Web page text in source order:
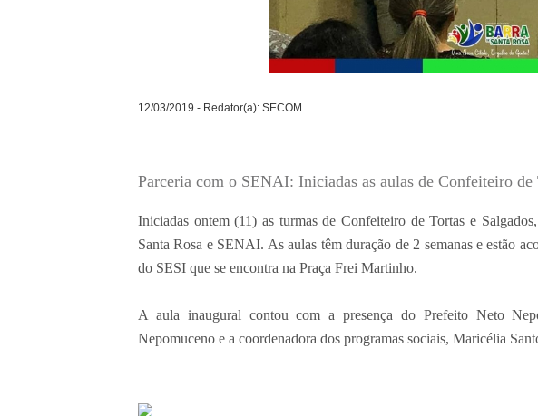
12/03/2019 - Redator(a): SECOM
Parceria com o SENAI: Iniciadas as aulas de Confeiteiro de
Iniciadas ontem (11) as turmas de Confeiteiro de Tortas e
Santa Rosa e SENAI. As aulas têm duração de 2 semanas e estão
do SESI que se encontra na Praça Frei Martinho.
A aula inaugural contou com a presença do Prefeito Neto
Nepomuceno e a coordenadora dos programas sociais, Maricélia